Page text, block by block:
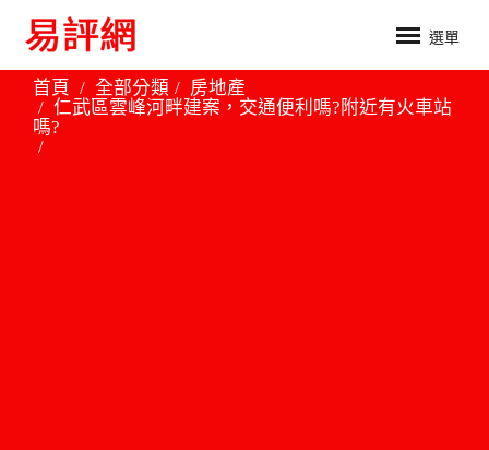
選單
首頁 全部分類
房地產
仁武區雲峰河畔建案，交通便利嗎?附近有火車站
嗎?